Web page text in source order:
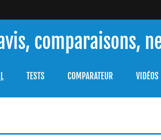
comparaisons,
TESTS COMPARATEUR VIDÉOS